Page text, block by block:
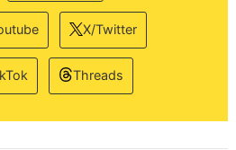
X/Twitter
Threads